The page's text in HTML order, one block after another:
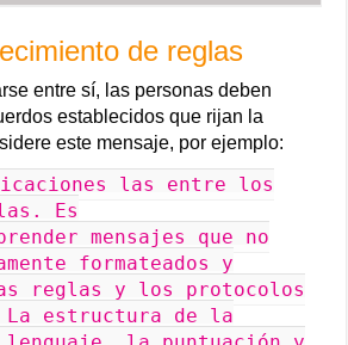
de reglas
entre sí, las personas deben
establecidos que rijan la
este mensaje, por ejemplo:
las entre los
Es
mensajes que no
formateados y
reglas y los protocolos
La estructura de la